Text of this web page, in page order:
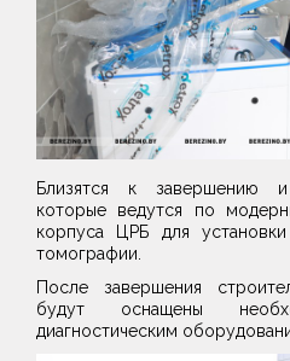
Близятся к завершению и
которые ведутся по
корпуса ЦРБ для
томографии.
После завершения
будут оснащены
диагностическим